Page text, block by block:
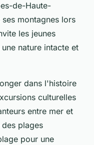
de-Haute-
montagnes lors
les jeunes
nature intacte et
dans l'histoire
culturelles
entre mer et
plages
pour une